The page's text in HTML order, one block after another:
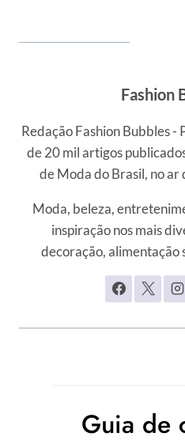
Fashion
Redação Fashion Bubbles -
de 20 mil artigos
de Moda do Brasil, no
Moda, beleza,
inspiração nos mais
decoração, alimentação
Guia de